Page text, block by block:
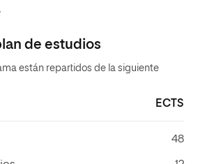
de estudios
están repartidos de la siguiente
ECTS
48